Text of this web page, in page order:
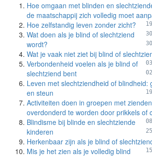
Hoe omgaan met blinden en
de maatschappij zich volledig moet
Hoe zelfstandig leven zonder zicht?
Wat doen als je blind of slechtziend
wordt?
Wat je vaak niet ziet bij blind of
Verbondenheid voelen als je blind of
slechtziend bent
Leven met slechtziendheid of blindheid:
en steun
Activiteiten doen in groepen met
overdonderd te worden door prikkels of
Blindisme bij blinde en slechtziende
kinderen
Herkenbaar zijn als je blind of
Mis je het zien als je volledig blind